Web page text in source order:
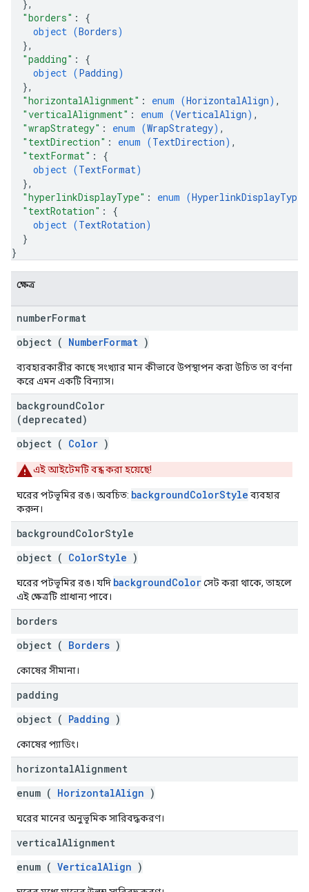
},
"borders" : {
object (Borders)
},
"padding" : {
object (Padding)
},
"horizontalAlignment" : enum (HorizontalAlign) ,
"verticalAlignment" : enum (VerticalAlign) ,
"wrapStrategy" : enum (WrapStrategy) ,
"textDirection" : enum (TextDirection) ,
"textFormat" : {
object (TextFormat)
},
"hyperlinkDisplayType" : enum (HyperlinkDisplayType
"textRotation" : {
object (TextRotation)
}
}
ক্ষেত্র
numberFormat
object ( NumberFormat )
ব্যবহারকারীর কাছে সংখ্যার মান কীভাবে উপস্থাপন করা উচিত তা বর্ণনা
করে এমন একটি বিন্যাস।
backgroundColor
(deprecated)
object ( Color )
এই আইটেমটি বন্ধ করা হয়েছে!
ঘরের পটভূমির রঙ। অবচিত: backgroundColorStyle ব্যবহার
করুন।
backgroundColorStyle
object ( ColorStyle )
ঘরের পটভূমির রঙ। যদি backgroundColorসেট করা থাকে, তাহলে
এই ক্ষেত্রটি প্রাধান্য পাবে।
borders
object ( Borders )
কোষের সীমানা।
padding
object ( Padding )
কোষের প্যাডিং।
horizontalAlignment
enum ( HorizontalAlign )
ঘরের মানের অনুভূমিক সারিবদ্ধকরণ।
verticalAlignment
enum ( VerticalAlign )